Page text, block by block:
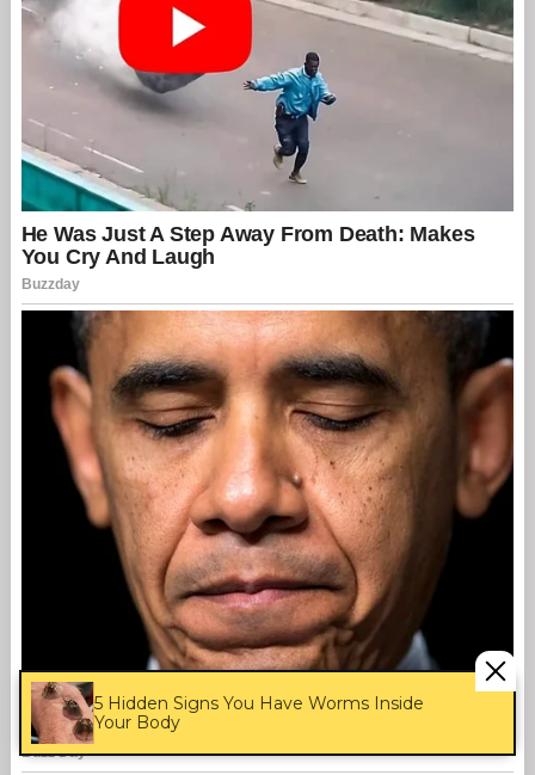
5 Hidden Signs You Have Worms Inside
Your Body